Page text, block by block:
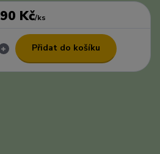
90 Kč/ks
Přidat do košíku